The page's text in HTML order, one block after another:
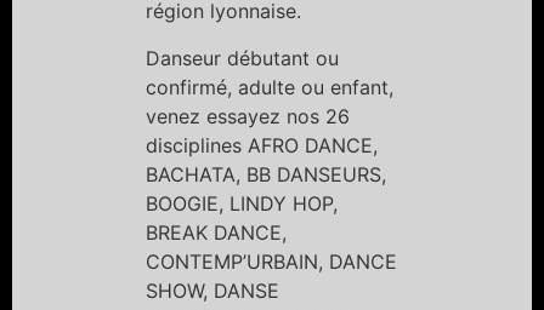
région lyonnaise.
Danseur débutant ou
confirmé, adulte ou enfant,
venez essayez nos 26
disciplines AFRO DANCE,
BACHATA, BB DANSEURS,
BOOGIE, LINDY HOP,
BREAK DANCE,
CONTEMP’URBAIN, DANCE
SHOW, DANSE